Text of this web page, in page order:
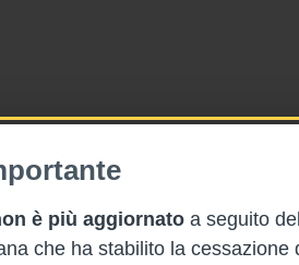
è più aggiornato a seguito
che ha stabilito la